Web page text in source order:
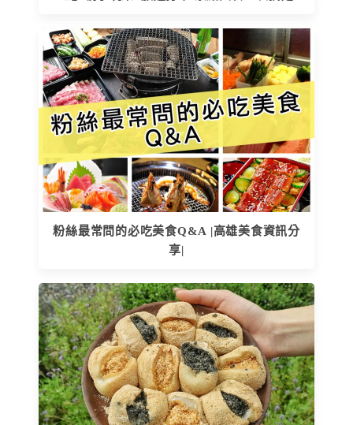
粉絲最常問的必吃美食Q&A |高雄美食資訊分
享|